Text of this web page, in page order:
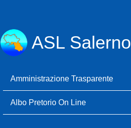
ASL Salerno
Amministrazione Trasparente
Albo Pretorio On Line